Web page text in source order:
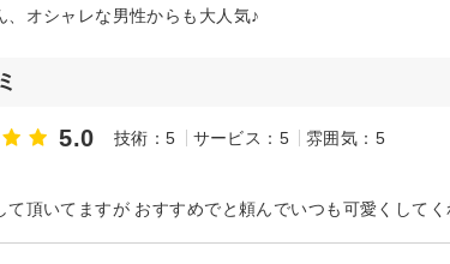
、オシャレな男性からも大人気♪
5.0 技術：5 サービス：5 雰囲気：5
て頂いてますが おすすめでと頼んでいつも可愛くしてく